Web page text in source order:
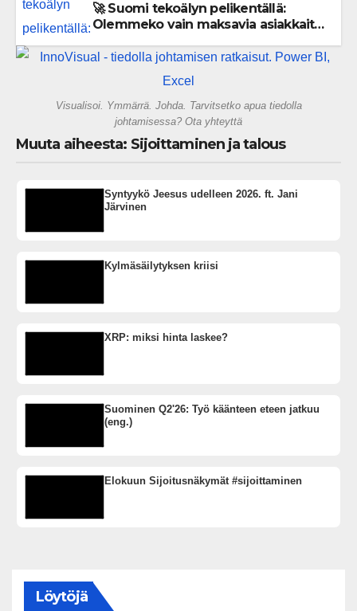
🚀 Suomi tekoälyn pelikentällä:
Olemmeko vain maksavia asiakkaita
gigatehtaan?
Visualisoi. Ymmärrä. Johda. Tarvitsetko apua tiedolla
johtamisessa? Ota yhteyttä
Muuta aiheesta: Sijoittaminen ja talous
Syntyykö Jeesus udelleen 2026. ft. Jani
Järvinen
Kylmäsäilytyksen kriisi
XRP: miksi hinta laskee?
Suominen Q2'26: Työ käänteen eteen jatkuu
(eng.)
Elokuun Sijoitusnäkymät #sijoittaminen
Löytöjä